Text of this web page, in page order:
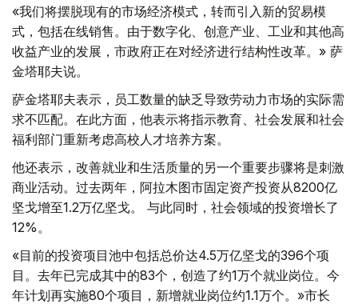
«我们将摆脱现有的市场经济模式，转而引入新的贸易模
式，包括在线销售。由于数字化、创意产业、工业和其他高
收益产业的发展，市政府正在对经济进行结构性改革。» 萨
金塔耶夫说。
萨金塔耶夫表示，员工数量的缺乏导致劳动力市场的实际需
求不匹配。在此方面，他表示将指示教育、社会发展和社会
福利部门重新考虑高校人才培养方案。
他还表示，改善就业和生活质量的另一个重要步骤将是刺激
商业活动。过去两年，阿拉木图市固定资产投资从8200亿
坚戈增至1.2万亿坚戈。 与此同时，社会领域的投资增长了
12%。
«目前的投资项目池中包括总价达4.5万亿坚戈的396个项
目。去年已完成其中的83个，创造了约1万个就业岗位。今
年计划再实施80个项目，新增就业岗位约1.1万个。»市长